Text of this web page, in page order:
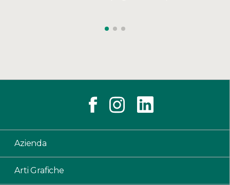
Azienda
Arti Grafiche